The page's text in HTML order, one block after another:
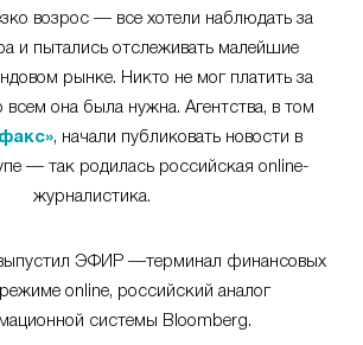
возрос — все хотели наблюдать за
и пытались отслеживать малейшие
рынке. Никто не мог платить за
она была нужна. Агентства, в том
, начали публиковать новости в
— так родилась российская online-
журналистика.
ЭФИР —терминал финансовых
online, российский аналог
системы Bloomberg.